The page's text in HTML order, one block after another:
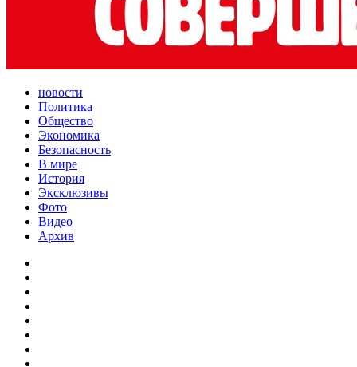
новости
Политика
Общество
Экономика
Безопасность
В мире
История
Эксклюзивы
Фото
Видео
Архив